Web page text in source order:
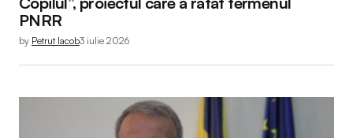
PNRR
by Petruț Iacob3 iulie 2026